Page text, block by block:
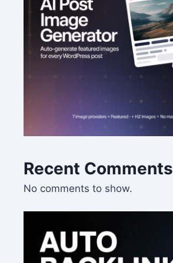
Recent Comments
No comments to show.